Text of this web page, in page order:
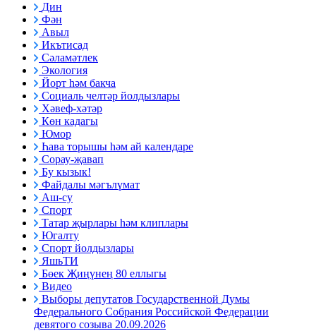
Дин
Фән
Авыл
Икътисад
Сәламәтлек
Экология
Йорт һәм бакча
Социаль челтәр йолдызлары
Хәвеф-хәтәр
Көн кадагы
Юмор
Һава торышы һәм ай календаре
Сорау-җавап
Бу кызык!
Файдалы мәгълүмат
Аш-су
Спорт
Татар җырлары һәм клиплары
Югалту
Спорт йолдызлары
ЯшьТИ
Бөек Җиңүнең 80 еллыгы
Видео
Выборы депутатов Государственной Думы
Федерального Собрания Российской Федерации
девятого созыва 20.09.2026